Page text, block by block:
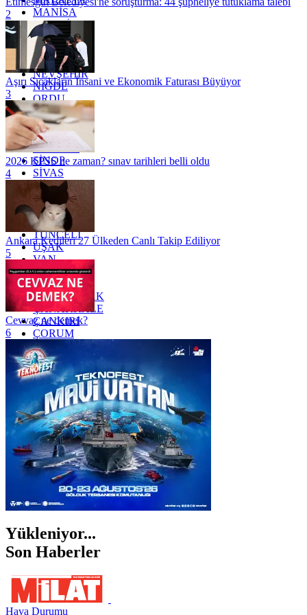
MANİSA
MARDİN
MERSİN
MUĞLA
MUŞ
NEVŞEHİR
NİĞDE
ORDU
OSMANİYE
RİZE
SAKARYA
SAMSUN
SİNOP
SİVAS
SİİRT
TEKİRDAĞ
TOKAT
TRABZON
TUNCELİ
UŞAK
VAN
YALOVA
YOZGAT
ZONGULDAK
ÇANAKKALE
ÇANKIRI
ÇORUM
İSTANBUL
İZMİR
ŞANLIURFA
ŞIRNAK
2
Aşırı Sıcakların İnsani ve Ekonomik Faturası Büyüyor
3
2026 KPSS ne zaman? sınav tarihleri belli oldu
4
Ankara Kedileri 27 Ülkeden Canlı Takip Ediliyor
5
Cevvaz ne demek?
6
Yükleniyor...
Son Haberler
Hava Durumu